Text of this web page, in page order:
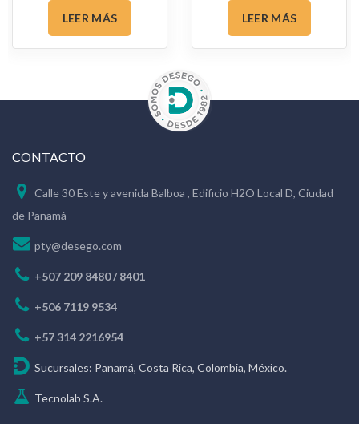
LEER MÁS LEER MÁS
CONTACTO
Calle 30 Este y avenida Balboa , Edificio H2O Local D, Ciudad
de Panamá
pty@desego.com
+507 209 8480 / 8401
+506 7119 9534
+57 314 2216954
Sucursales: Panamá, Costa Rica, Colombia, México.
Tecnolab S.A.